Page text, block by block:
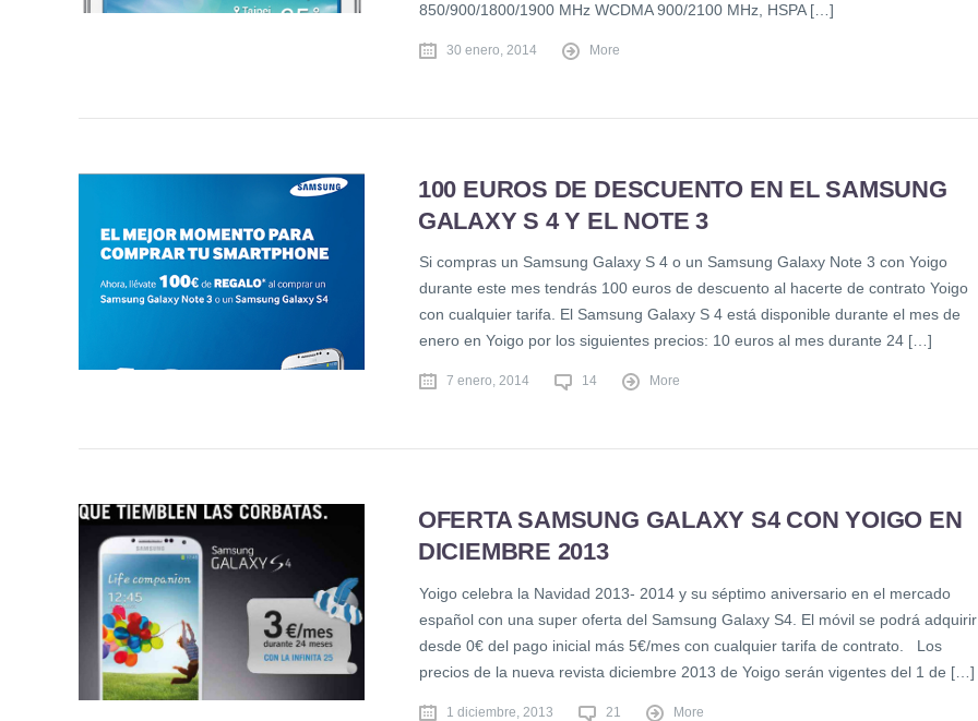
850/900/1800/1900 MHz WCDMA 900/2100 MHz, HSPA […]
30 enero, 2014 More
100 EUROS DE DESCUENTO EN EL SAMSUNG
GALAXY S 4 Y EL NOTE 3
Si compras un Samsung Galaxy S 4 o un Samsung Galaxy Note 3 con Yoigo
durante este mes tendrás 100 euros de descuento al hacerte de contrato Yoigo
con cualquier tarifa. El Samsung Galaxy S 4 está disponible durante el mes de
enero en Yoigo por los siguientes precios: 10 euros al mes durante 24 […]
7 enero, 2014 14 More
OFERTA SAMSUNG GALAXY S4 CON YOIGO EN
DICIEMBRE 2013
Yoigo celebra la Navidad 2013- 2014 y su séptimo aniversario en el mercado
español con una super oferta del Samsung Galaxy S4. El móvil se podrá adquirir
desde 0€ del pago inicial más 5€/mes con cualquier tarifa de contrato. Los
precios de la nueva revista diciembre 2013 de Yoigo serán vigentes del 1 de […]
1 diciembre, 2013 21 More